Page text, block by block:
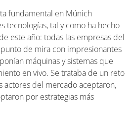
fundamental en Múnich
tecnologías, tal y como ha hecho
este año: todas las empresas del
de mira con impresionantes
máquinas y sistemas que
en vivo. Se trataba de un reto
actores del mercado aceptaron,
por estrategias más